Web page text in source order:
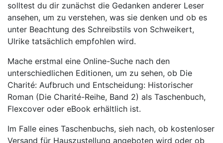
solltest du dir zunächst die Gedanken anderer Leser
ansehen, um zu verstehen, was sie denken und ob es
unter Beachtung des Schreibstils von Schweikert,
Ulrike tatsächlich empfohlen wird.
Mache erstmal eine Online-Suche nach den
unterschiedlichen Editionen, um zu sehen, ob Die
Charité: Aufbruch und Entscheidung: Historischer
Roman (Die Charité-Reihe, Band 2) als Taschenbuch,
Flexcover oder eBook erhältlich ist.
Im Falle eines Taschenbuchs, sieh nach, ob kostenloser
Versand für Hauszustellung angeboten wird oder ob